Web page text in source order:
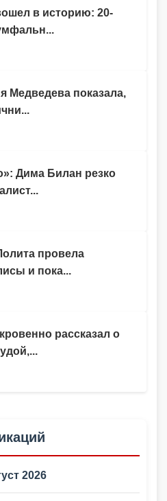
рассказал о
в историю: 20-
Медведева показала,
Дима Билан резко
провела
и пока...
2026